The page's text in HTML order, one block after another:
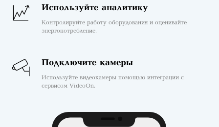
Используйте аналитику
Контролируйте работу оборудования и оценивайте
энергопотребление.
Подключите камеры
Используйте видеокамеры помощью интеграции с
сервисом VideoOn.